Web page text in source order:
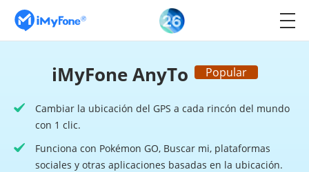
iMyFone AnyTo Popular
Cambiar la ubicación del GPS a cada rincón del mundo
con 1 clic.
Funciona con Pokémon GO, Buscar mi, plataformas
sociales y otras aplicaciones basadas en la ubicación.